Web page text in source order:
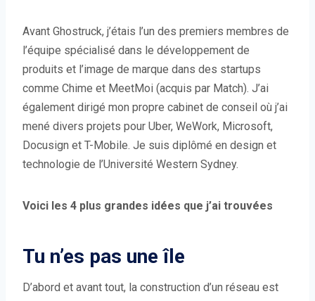
Avant Ghostruck, j’étais l’un des premiers membres de
l’équipe spécialisé dans le développement de
produits et l’image de marque dans des startups
comme Chime et MeetMoi (acquis par Match). J’ai
également dirigé mon propre cabinet de conseil où j’ai
mené divers projets pour Uber, WeWork, Microsoft,
Docusign et T-Mobile. Je suis diplômé en design et
technologie de l’Université Western Sydney.
Voici les 4 plus grandes idées que j’ai trouvées
Tu n’es pas une île
D’abord et avant tout, la construction d’un réseau est